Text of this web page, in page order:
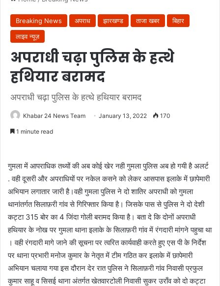
Breaking News अपराध झारखण्ड ताजा खबर
बिहार
लाइव न्यूज़
अपराधी चढ़ा पुलिस के हत्थे
हथियार बरामद
अपराधी चढ़ा पुलिस के हत्थे हथियार बरामद
Khabar 24 News Team January 13, 2022 170
1 minute read
गुमला में आपराधिक तथ्यों की अब कोई खेर नही गुमला पुलिस अब हो गयी है अलर्ट
. वही दूसरी और अपराधियों पर नकेल कसने को लेकर आसपास इलाके में छापेमारी
अभियान लगातार जारी है।वही गुमला पुलिस ने दो शातिर अपराधी को गुमला
थानांतर्गत सिलाफ़री गांव से गिरिफ्तार किया है। जिसके पास से पुलिस ने दो देशी
कट्टा 315 बोर का 4 जिंदा गोली बरामद किया है। बता दे कि दोनों अपराधी
हथियार के नोख पर गुमला थाना इलाके के सिलाफ़री गांव में रंगदारी मांगने पहुचा था
। वही रंगदारी मागे जाने की सूचना पर त्वरित कार्यवाही करते हुए एस पी के निर्देश
पर थाना प्रभारी मनोज कुमार के नेतृत में टीम गठित कर इलाके में छापेमारी
अभियान चलाया गया इस दौरान देर रात पुलिस ने सिलाफ़री गांव निवासी प्रफुल
कुमार साहू व सिसई थाना अंतर्गत खेतवारटोली निवासी सुकर उराँव को दो कट्टा